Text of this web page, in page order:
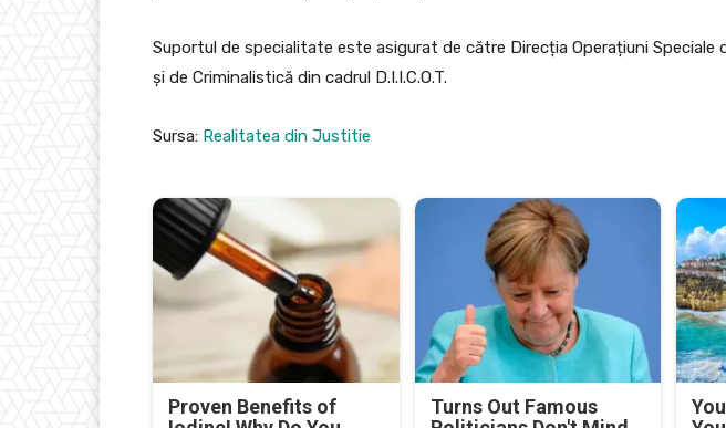
Suportul de specialitate este asigurat de către Direcția Operațiuni Speciale
și de Criminalistică din cadrul D.I.I.C.O.T.
Sursa: Realitatea din Justitie
Proven Benefits of
Turns Out Famous